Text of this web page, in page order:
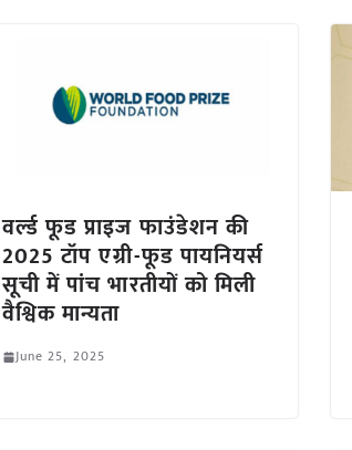
वर्ल्ड फूड प्राइज फाउंडेशन की
2025 टॉप एग्री-फूड पायनियर्स
सूची में पांच भारतीयों को मिली
वैश्विक मान्यता
June 25, 2025